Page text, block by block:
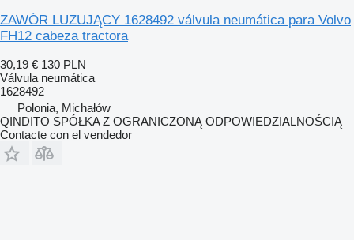
ZAWÓR LUZUJĄCY 1628492 válvula neumática para Volvo
FH12 cabeza tractora
30,19 € 130 PLN
Válvula neumática
1628492
Polonia, Michałów
QINDITO SPÓŁKA Z OGRANICZONĄ ODPOWIEDZIALNOŚCIĄ
Contacte con el vendedor